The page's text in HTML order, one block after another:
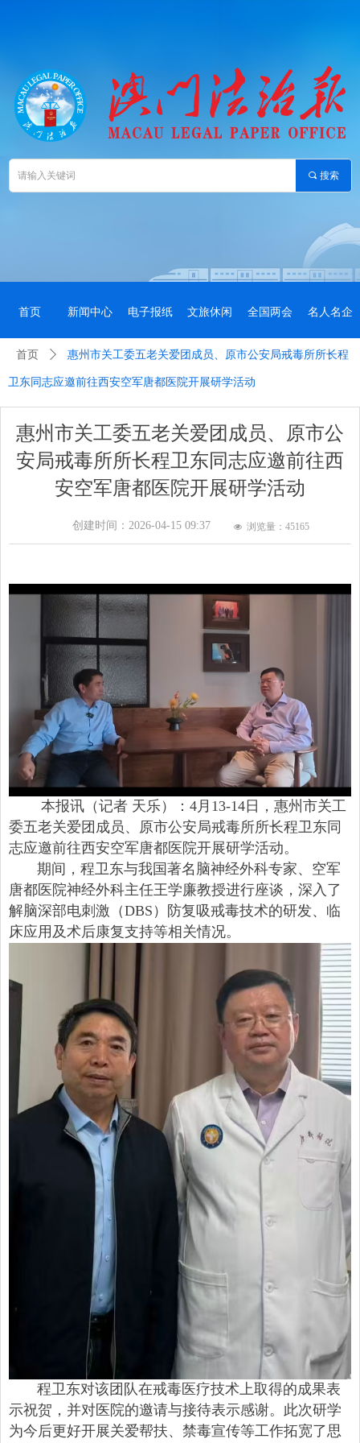
끠 搜索
首页 新闻中心 电子报纸 文旅休闲 全国两会 名人名企
惠州市关工委五老关爱团成员、原市公
安局戒毒所所长程卫东同志应邀前往西
安空军唐都医院开展研学活动
本报讯（记者 天乐）：4月13-14日，惠州市关工
委五老关爱团成员、原市公安局戒毒所所长程卫东同
志应邀前往西安空军唐都医院开展研学活动。
期间，程卫东与我国著名脑神经外科专家、空军
唐都医院神经外科主任王学廉教授进行座谈，深入了
解脑深部电刺激（DBS）防复吸戒毒技术的研发、临
床应用及术后康复支持等相关情况。
程卫东对该团队在戒毒医疗技术上取得的成果表
示祝贺，并对医院的邀请与接待表示感谢。此次研学
为今后更好开展关爱帮扶、禁毒宣传等工作拓宽了思
创建时间： 2026-04-15 09:37 넶 浏览量：45165
首页 ꄲ 惠州市关工委五老关爱团成员、原市公安局戒毒所所长程
卫东同志应邀前往西安空军唐都医院开展研学活动